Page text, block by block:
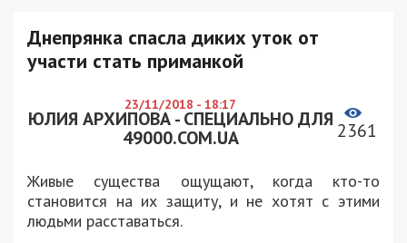
Днепрянка спасла диких уток от
участи стать приманкой
23/11/2018 - 18:17
ЮЛИЯ АРХИПОВА - СПЕЦИАЛЬНО ДЛЯ
49000.COM.UA
2361
Живые существа ощущают, когда кто-то
становится на их защиту, и не хотят с этими
людьми расставаться.